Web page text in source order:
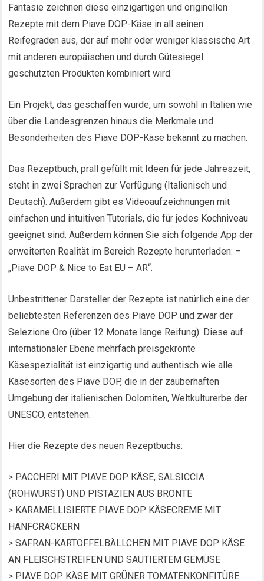
Fantasie zeichnen diese einzigartigen und originellen
Rezepte mit dem Piave DOP-Käse in all seinen
Reifegraden aus, der auf mehr oder weniger klassische Art
mit anderen europäischen und durch Gütesiegel
geschützten Produkten kombiniert wird.
Ein Projekt, das geschaffen wurde, um sowohl in Italien wie
über die Landesgrenzen hinaus die Merkmale und
Besonderheiten des Piave DOP-Käse bekannt zu machen.
Das Rezeptbuch, prall gefüllt mit Ideen für jede Jahreszeit,
steht in zwei Sprachen zur Verfügung (Italienisch und
Deutsch). Außerdem gibt es Videoaufzeichnungen mit
einfachen und intuitiven Tutorials, die für jedes Kochniveau
geeignet sind. Außerdem können Sie sich folgende App der
erweiterten Realität im Bereich Rezepte herunterladen: –
„Piave DOP & Nice to Eat EU – AR“.
Unbestrittener Darsteller der Rezepte ist natürlich eine der
beliebtesten Referenzen des Piave DOP und zwar der
Selezione Oro (über 12 Monate lange Reifung). Diese auf
internationaler Ebene mehrfach preisgekrönte
Käsespezialität ist einzigartig und authentisch wie alle
Käsesorten des Piave DOP, die in der zauberhaften
Umgebung der italienischen Dolomiten, Weltkulturerbe der
UNESCO, entstehen.
Hier die Rezepte des neuen Rezeptbuchs:
> PACCHERI MIT PIAVE DOP KÄSE, SALSICCIA
(ROHWURST) UND PISTAZIEN AUS BRONTE
> KARAMELLISIERTE PIAVE DOP KÄSECREME MIT
HANFCRACKERN
> SAFRAN-KARTOFFELBÄLLCHEN MIT PIAVE DOP KÄSE
AN FLEISCHSTREIFEN UND SAUTIERTEM GEMÜSE
> PIAVE DOP KÄSE MIT GRÜNER TOMATENKONFITÜRE